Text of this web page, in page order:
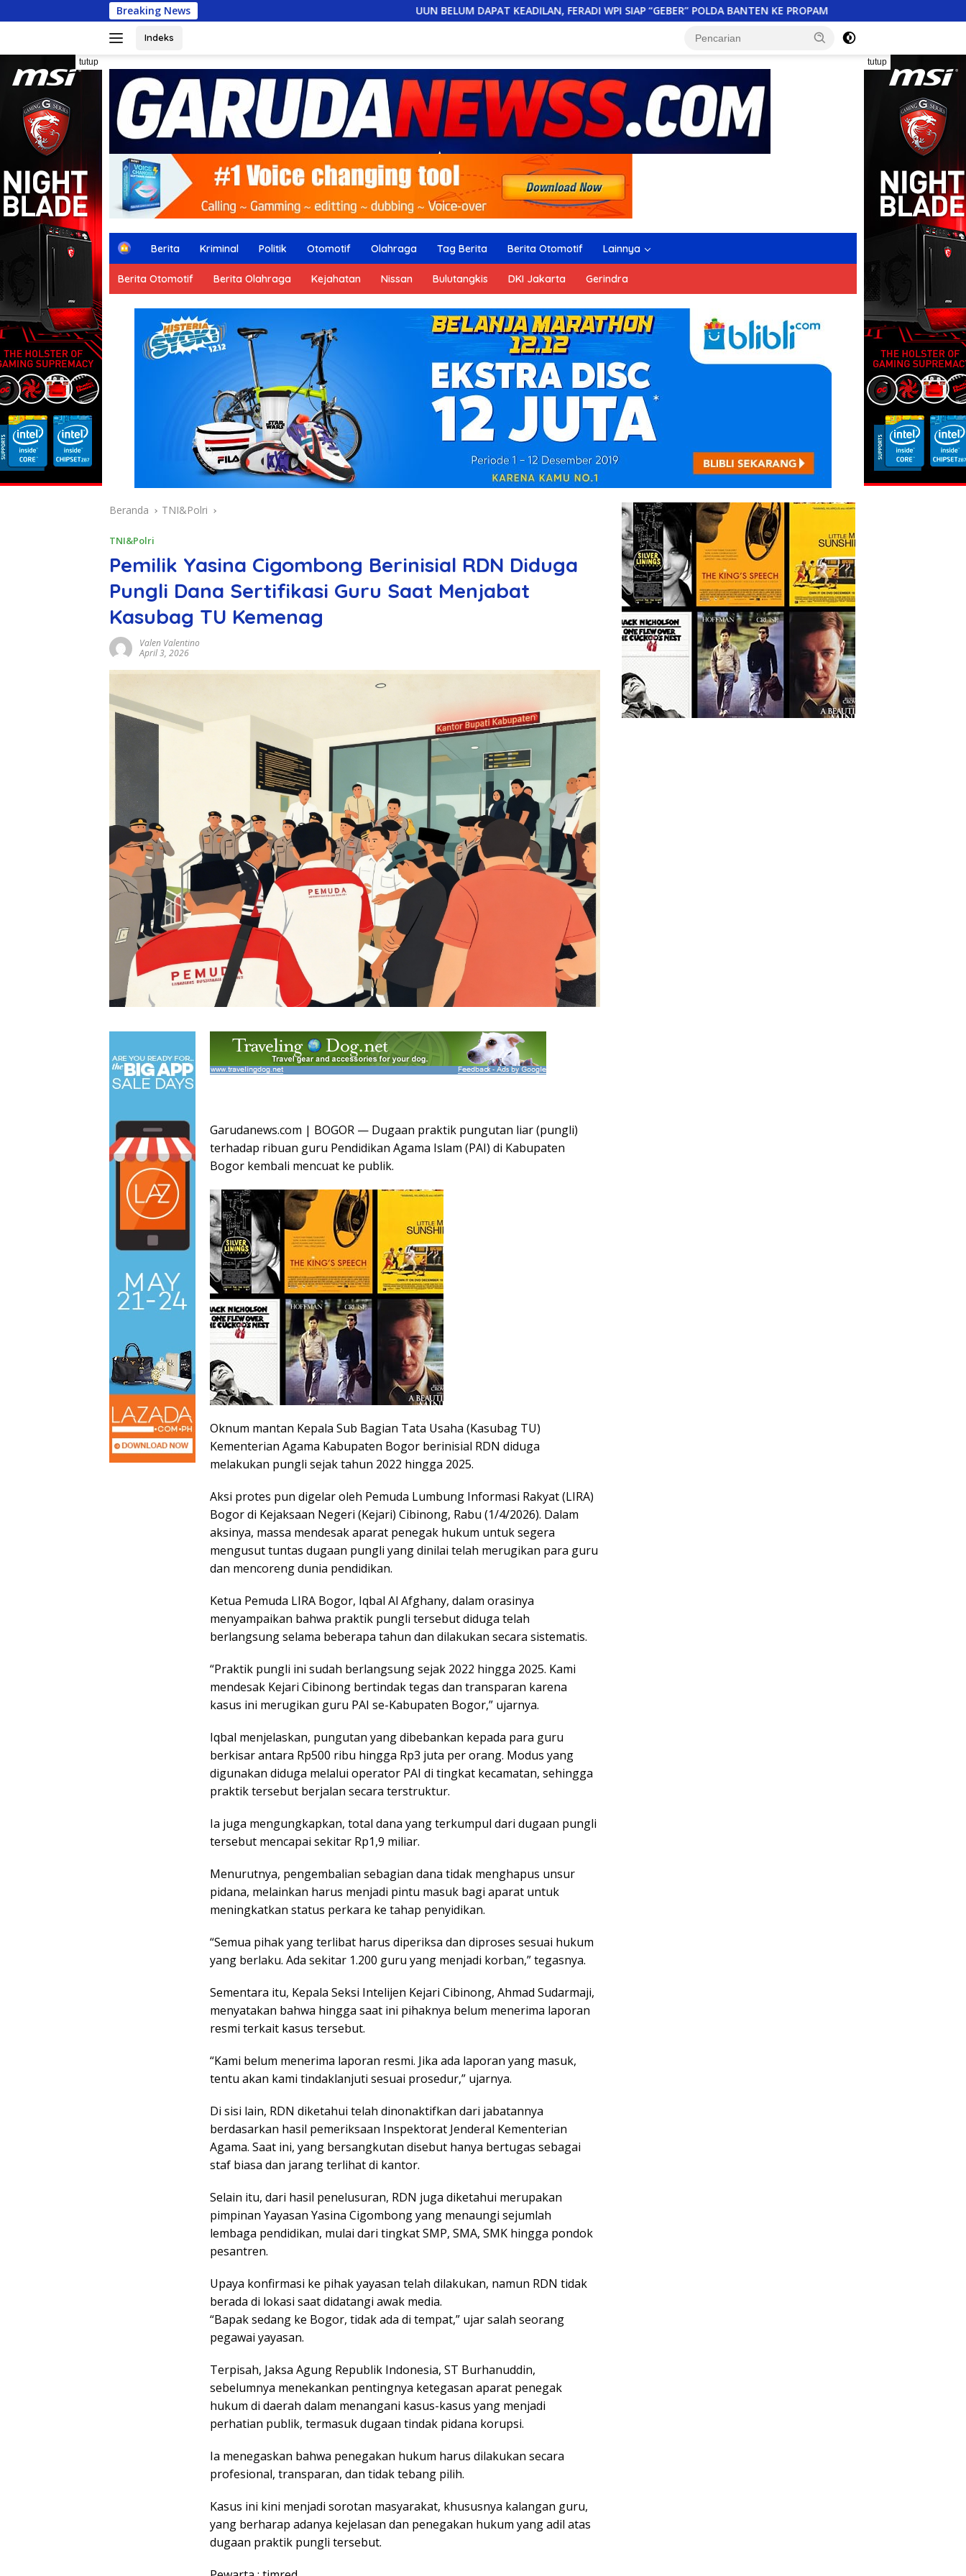
ke
Breaking News UUN BELUM DAPAT KEADILAN, FERADI WPI SIAP “GEBER” POLDA BANTEN KE PROPAM Sukatani Bergerak! Aparatur dan Warga
Indeks
tutup tutup
H
m
e
Berita Kriminal Politik Otomotif Olahraga Tag Berita Berita Otomotif Lainnya
Berita Otomotif Berita Olahraga Kejahatan Nissan Bulutangkis DKI Jakarta Gerindra
Beranda TNI&Polri
TNI&Polri
Pemilik Yasina Cigombong Berinisial RDN Diduga
Pungli Dana Sertifikasi Guru Saat Menjabat
Kasubag TU Kemenag
Valen Valentino
April 3, 2026
Garudanews.com | BOGOR — Dugaan praktik pungutan liar (pungli)
terhadap ribuan guru Pendidikan Agama Islam (PAI) di Kabupaten
Bogor kembali mencuat ke publik.
Oknum mantan Kepala Sub Bagian Tata Usaha (Kasubag TU)
Kementerian Agama Kabupaten Bogor berinisial RDN diduga
melakukan pungli sejak tahun 2022 hingga 2025.
Aksi protes pun digelar oleh Pemuda Lumbung Informasi Rakyat (LIRA)
Bogor di Kejaksaan Negeri (Kejari) Cibinong, Rabu (1/4/2026). Dalam
aksinya, massa mendesak aparat penegak hukum untuk segera
mengusut tuntas dugaan pungli yang dinilai telah merugikan para guru
dan mencoreng dunia pendidikan.
Ketua Pemuda LIRA Bogor, Iqbal Al Afghany, dalam orasinya
menyampaikan bahwa praktik pungli tersebut diduga telah
berlangsung selama beberapa tahun dan dilakukan secara sistematis.
“Praktik pungli ini sudah berlangsung sejak 2022 hingga 2025. Kami
mendesak Kejari Cibinong bertindak tegas dan transparan karena
kasus ini merugikan guru PAI se-Kabupaten Bogor,” ujarnya.
Iqbal menjelaskan, pungutan yang dibebankan kepada para guru
berkisar antara Rp500 ribu hingga Rp3 juta per orang. Modus yang
digunakan diduga melalui operator PAI di tingkat kecamatan, sehingga
praktik tersebut berjalan secara terstruktur.
Ia juga mengungkapkan, total dana yang terkumpul dari dugaan pungli
tersebut mencapai sekitar Rp1,9 miliar.
Menurutnya, pengembalian sebagian dana tidak menghapus unsur
pidana, melainkan harus menjadi pintu masuk bagi aparat untuk
meningkatkan status perkara ke tahap penyidikan.
“Semua pihak yang terlibat harus diperiksa dan diproses sesuai hukum
yang berlaku. Ada sekitar 1.200 guru yang menjadi korban,” tegasnya.
Sementara itu, Kepala Seksi Intelijen Kejari Cibinong, Ahmad Sudarmaji,
menyatakan bahwa hingga saat ini pihaknya belum menerima laporan
resmi terkait kasus tersebut.
“Kami belum menerima laporan resmi. Jika ada laporan yang masuk,
tentu akan kami tindaklanjuti sesuai prosedur,” ujarnya.
Di sisi lain, RDN diketahui telah dinonaktifkan dari jabatannya
berdasarkan hasil pemeriksaan Inspektorat Jenderal Kementerian
Agama. Saat ini, yang bersangkutan disebut hanya bertugas sebagai
staf biasa dan jarang terlihat di kantor.
Selain itu, dari hasil penelusuran, RDN juga diketahui merupakan
pimpinan Yayasan Yasina Cigombong yang menaungi sejumlah
lembaga pendidikan, mulai dari tingkat SMP, SMA, SMK hingga pondok
pesantren.
Upaya konfirmasi ke pihak yayasan telah dilakukan, namun RDN tidak
berada di lokasi saat didatangi awak media.
“Bapak sedang ke Bogor, tidak ada di tempat,” ujar salah seorang
pegawai yayasan.
Terpisah, Jaksa Agung Republik Indonesia, ST Burhanuddin,
sebelumnya menekankan pentingnya ketegasan aparat penegak
hukum di daerah dalam menangani kasus-kasus yang menjadi
perhatian publik, termasuk dugaan tindak pidana korupsi.
Ia menegaskan bahwa penegakan hukum harus dilakukan secara
profesional, transparan, dan tidak tebang pilih.
Kasus ini kini menjadi sorotan masyarakat, khususnya kalangan guru,
yang berharap adanya kejelasan dan penegakan hukum yang adil atas
dugaan praktik pungli tersebut.